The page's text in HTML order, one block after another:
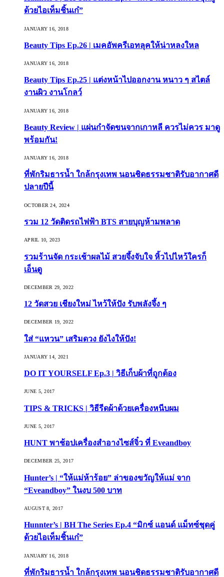
ด้วยไอเท็มชิ้นเก๋”
JANUARY 16, 2018
Beauty Tips Ep.26 | เมคอัพครีเอทลุคให้น่าหลงใหล
JANUARY 16, 2018
Beauty Tips Ep.25 | แต่งหน้าไปออกงาน หนาว ๆ สไตล์
งานผิว งานโกลว์
JANUARY 16, 2018
Beauty Review | แผ่นกำจัดขนจากเกาหลี ควรไม่ควร มาดู
พร้อมกัน!
JANUARY 16, 2018
ที่พักริมธารน้ำ ใกล้กรุงเทพ นอนชิดธรรมชาติรับอากาศดี
ปลายปีนี้
OCTOBER 24, 2024
รวม 12 วัดติดรถไฟฟ้า BTS สายบุญห้ามพลาด
APRIL 10, 2023
รวมร้านจัด กระเช้าผลไม้ สวยจึ้งจับใจ หิ้วไปไหว้ใครก็
เอ็นดู
DECEMBER 29, 2022
12 วัดสวย เชียงใหม่ ไหว้ให้ปัง รับพลังจึ้ง ๆ
DECEMBER 19, 2022
ใส่ “แหวน” เสริมดวง ยังไงให้ปัง!
JANUARY 14, 2021
DO IT YOURSELF Ep.3 | วิธีเก็บผ้าที่ถูกต้อง
JUNE 5, 2017
TIPS & TRICKS | วิธีรีดผ้าด้วยเครื่องหนีบผม
JUNE 5, 2017
HUNT พาช้อปเครื่องสำอางไซส์จิ๋ว ที่ Eveandboy
DECEMBER 25, 2017
Hunter’s | “ให้แม่ห้าร้อย” ล่าของขวัญให้แม่ จาก
“Eveandboy” ในงบ 500 บาท
AUGUST 8, 2017
Hunnter’s | BH The Series Ep.4 “มิกซ์ แอนด์ แม็ทซ์ชุดคู่
ด้วยไอเท็มชิ้นเก๋”
JANUARY 16, 2018
ที่พักริมธารน้ำ ใกล้กรุงเทพ นอนชิดธรรมชาติรับอากาศดี